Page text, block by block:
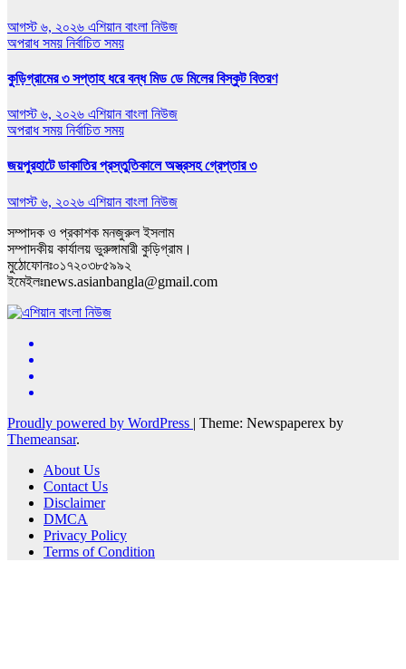
আগস্ট ৬, ২০২৬ এশিয়ান বাংলা নিউজ
অপরাধ সময় নির্বাচিত সময়
কুড়িগ্রামের ৩ সপ্তাহ ধরে বন্ধ মিড ডে মিলের বিস্কুট বিতরণ
আগস্ট ৬, ২০২৬ এশিয়ান বাংলা নিউজ
অপরাধ সময় নির্বাচিত সময়
জয়পুরহাটে ডাকাতির প্রস্তুতিকালে অস্ত্রসহ গ্রেপ্তার ৩
আগস্ট ৬, ২০২৬ এশিয়ান বাংলা নিউজ
সম্পাদক ও প্রকাশক মনজুরুল ইসলাম
সম্পাদকীয় কার্যালয় ভুরুঙ্গামারী কুড়িগ্রাম।
মুঠোফোনঃ০১৭২০৩৮৫৯৯২
ইমেইলঃnews.asianbangla@gmail.com
Proudly powered by WordPress | Theme: Newspaperex by
Themeansar.
About Us
Contact Us
Disclaimer
DMCA
Privacy Policy
Terms of Condition